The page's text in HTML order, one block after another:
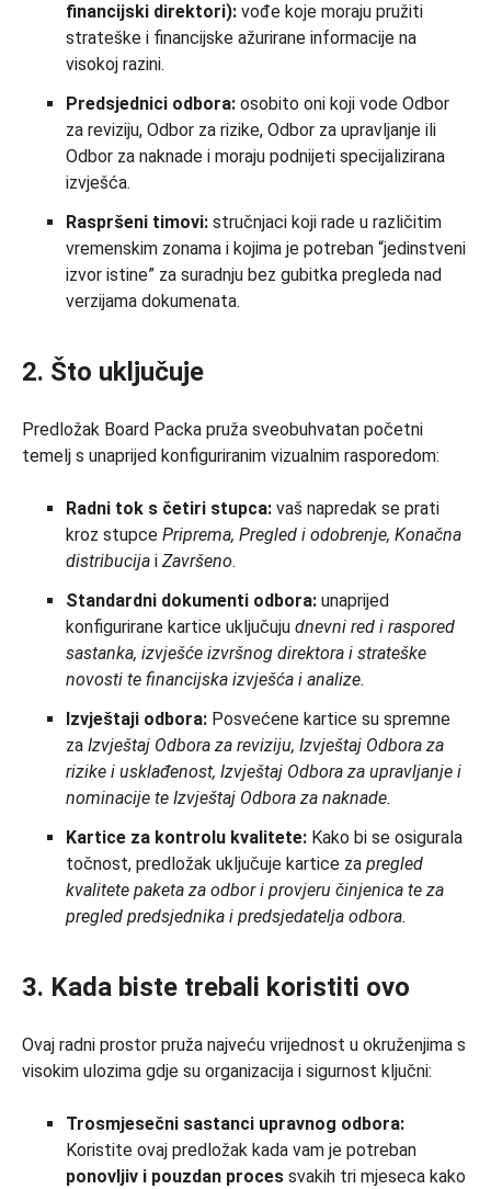
financijski direktori): vođe koje moraju pružiti
strateške i financijske ažurirane informacije na
visokoj razini.
Predsjednici odbora: osobito oni koji vode Odbor
za reviziju, Odbor za rizike, Odbor za upravljanje ili
Odbor za naknade i moraju podnijeti specijalizirana
izvješća.
Raspršeni timovi: stručnjaci koji rade u različitim
vremenskim zonama i kojima je potreban “jedinstveni
izvor istine” za suradnju bez gubitka pregleda nad
verzijama dokumenata.
2. Što uključuje
Predložak Board Packa pruža sveobuhvatan početni
temelj s unaprijed konfiguriranim vizualnim rasporedom:
Radni tok s četiri stupca: vaš napredak se prati
kroz stupce Priprema, Pregled i odobrenje, Konačna
distribucija i Završeno.
Standardni dokumenti odbora: unaprijed
konfigurirane kartice uključuju dnevni red i raspored
sastanka, izvješće izvršnog direktora i strateške
novosti te financijska izvješća i analize.
Izvještaji odbora: Posvećene kartice su spremne
za Izvještaj Odbora za reviziju, Izvještaj Odbora za
rizike i usklađenost, Izvještaj Odbora za upravljanje i
nominacije te Izvještaj Odbora za naknade.
Kartice za kontrolu kvalitete: Kako bi se osigurala
točnost, predložak uključuje kartice za pregled
kvalitete paketa za odbor i provjeru činjenica te za
pregled predsjednika i predsjedatelja odbora.
3. Kada biste trebali koristiti ovo
Ovaj radni prostor pruža najveću vrijednost u okruženjima s
visokim ulozima gdje su organizacija i sigurnost ključni:
Trosmjesečni sastanci upravnog odbora:
Koristite ovaj predložak kada vam je potreban
ponovljiv i pouzdan proces svakih tri mjeseca kako